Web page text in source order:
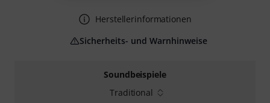
Soundbeispiele
Traditional
Herstellerinformationen
Sicherheits- und Warnhinweise